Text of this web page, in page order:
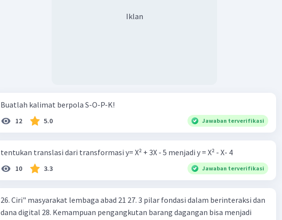
Iklan
Buatlah kalimat berpola S-O-P-K!
12 5.0 Jawaban terverifikasi
tentukan translasi dari transformasi y= X² + 3X - 5 menjadi y = X² - X- 4
10 3.3 Jawaban terverifikasi
26. Ciri" masyarakat lembaga abad 21 27. 3 pilar fondasi dalam berinteraksi dan
dana digital 28. Kemampuan pengangkutan barang dagangan bisa menjadi